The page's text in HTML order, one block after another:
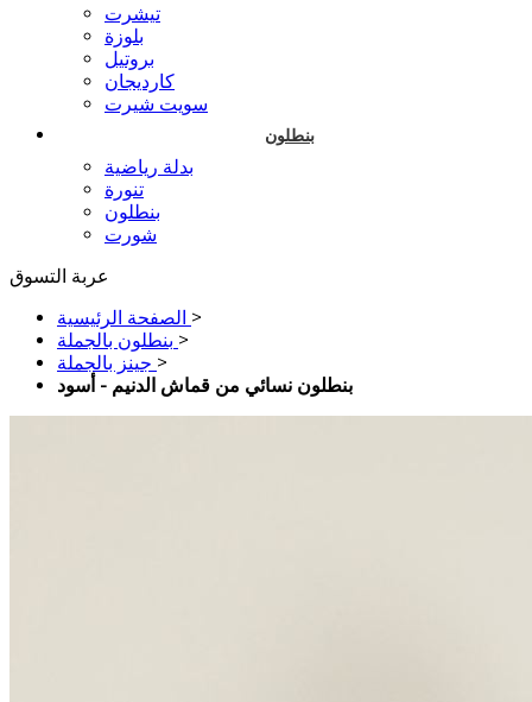
تيشرت
بلوزة
بروتيل
كارديجان
سويت شيرت
بنطلون
بدلة رياضية
تنورة
بنطلون
شورت
عربة التسوق
الصفحة الرئيسية >
بنطلون بالجملة >
جينز بالجملة >
بنطلون نسائي من قماش الدنيم - أسود